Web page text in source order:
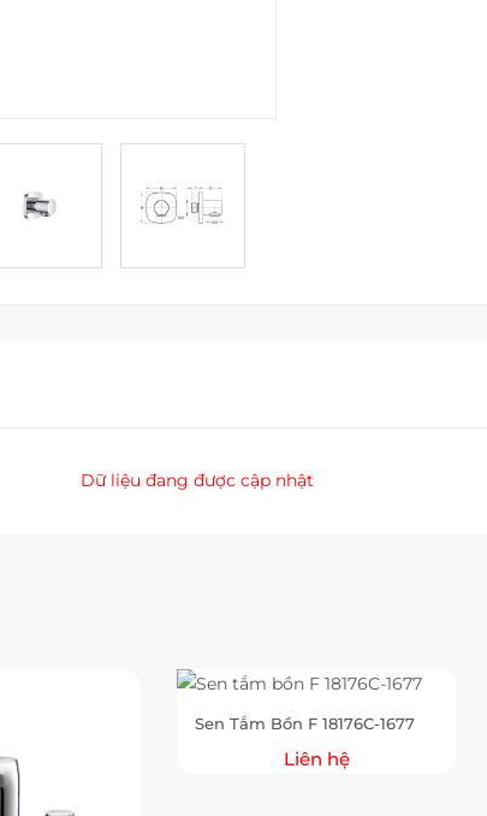
Dữ liệu đang được cập nhật
Sen Tắm Bồn F 18176C-1677
Liên hệ